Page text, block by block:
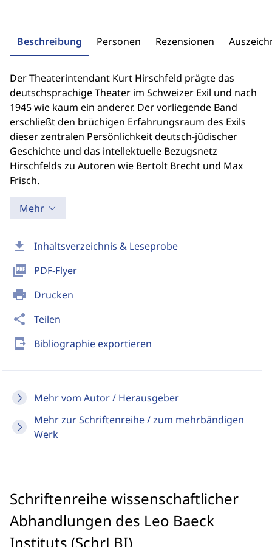
download Inhaltsverzeichnis & Leseprobe
picture_as_pdf PDF-Flyer
print Drucken
share Teilen
send_to_mobile Bibliographie exportieren
Mehr vom Autor / Herausgeber
Mehr zur Schriftenreihe / zum mehrbändigen
Werk
Beschreibung Personen Rezensionen
Der Theaterintendant Kurt Hirschfeld prägte das
deutschsprachige Theater im Schweizer Exil und nach
1945 wie kaum ein anderer. Der vorliegende Band
erschließt den brüchigen Erfahrungsraum des Exils
dieser zentralen Persönlichkeit deutsch-jüdischer
Geschichte und das intellektuelle Bezugsnetz
Hirschfelds zu Autoren wie Bertolt Brecht und Max
Frisch.
Mehr
Schriftenreihe wissenschaftlicher
Abhandlungen des Leo Baeck
Instituts (SchrLBI)